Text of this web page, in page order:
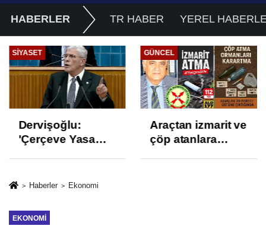
HABERLER TR HABER YEREL
SIYASET
Dervişoğlu:
'Çerçeve Yasa
ve İhanet
GÜNCEL
Araçtan izmarit ve
çöp atanlara
Haberler Ekonomi
EKONOMI